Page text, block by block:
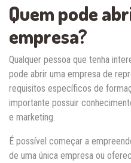
Quem pode
empresa?
Qualquer pessoa que tenha
pode abrir uma empresa de
requisitos específicos de
importante possuir
e marketing.
É possível começar a
de uma única empresa ou